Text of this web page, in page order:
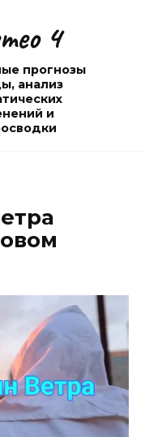
4
прогнозы
анализ
и